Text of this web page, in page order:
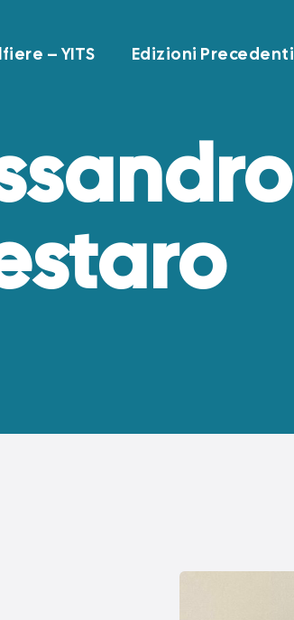
– YITS Edizioni Precedenti